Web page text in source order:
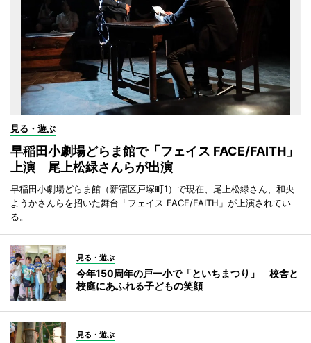
見る・遊ぶ
早稲田小劇場どらま館で「フェイス FACE/FAITH」
上演 尾上松緑さんらが出演
早稲田小劇場どらま館（新宿区戸塚町1）で現在、尾上松緑さん、和央
ようかさんらを招いた舞台「フェイス FACE/FAITH」が上演されてい
る。
見る・遊ぶ
今年150周年の戸一小で「といちまつり」 校舎と
校庭にあふれる子どもの笑顔
見る・遊ぶ